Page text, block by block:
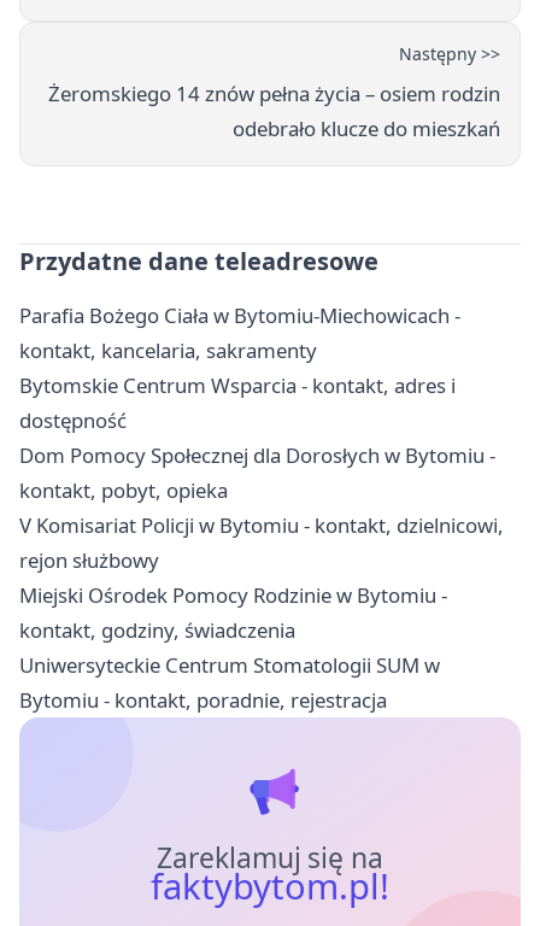
Następny >>
Żeromskiego 14 znów pełna życia – osiem rodzin
odebrało klucze do mieszkań
Przydatne dane teleadresowe
Parafia Bożego Ciała w Bytomiu-Miechowicach -
kontakt, kancelaria, sakramenty
Bytomskie Centrum Wsparcia - kontakt, adres i
dostępność
Dom Pomocy Społecznej dla Dorosłych w Bytomiu -
kontakt, pobyt, opieka
V Komisariat Policji w Bytomiu - kontakt, dzielnicowi,
rejon służbowy
Miejski Ośrodek Pomocy Rodzinie w Bytomiu -
kontakt, godziny, świadczenia
Uniwersyteckie Centrum Stomatologii SUM w
Bytomiu - kontakt, poradnie, rejestracja
Zareklamuj się na
faktybytom.pl!